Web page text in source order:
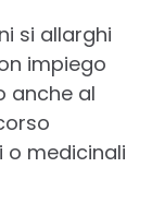
si allarghi
impiego
anche al
medicinali